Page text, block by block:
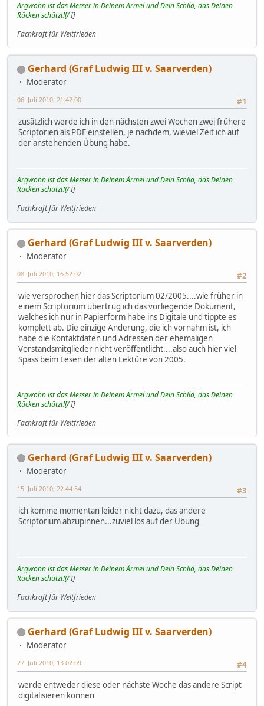
Argwohn ist das Messer in Deinem Ärmel und Dein Schild, das Deinen
Rücken schützt![/I]
Fachkraft für Weltfrieden
Gerhard (Graf Ludwig III v. Saarverden)
Moderator
#1
06. Juli 2010, 21:42:00
zusätzlich werde ich in den nächsten zwei Wochen zwei frühere
Scriptorien als PDF einstellen, je nachdem, wieviel Zeit ich auf
der anstehenden Übung habe.
Argwohn ist das Messer in Deinem Ärmel und Dein Schild, das Deinen
Rücken schützt![/I]
Fachkraft für Weltfrieden
Gerhard (Graf Ludwig III v. Saarverden)
Moderator
#2
08. Juli 2010, 16:52:02
wie versprochen hier das Scriptorium 02/2005....wie früher in
einem Scriptorium übertrug ich das vorliegende Dokument,
welches ich nur in Papierform habe ins Digitale und tippte es
komplett ab. Die einzige Änderung, die ich vornahm ist, ich
habe die Kontaktdaten und Adressen der ehemaligen
Vorstandsmitglieder nicht veröffentlicht....also auch hier viel
Spass beim Lesen der alten Lektüre von 2005.
Argwohn ist das Messer in Deinem Ärmel und Dein Schild, das Deinen
Rücken schützt![/I]
Fachkraft für Weltfrieden
Gerhard (Graf Ludwig III v. Saarverden)
Moderator
#3
15. Juli 2010, 22:44:54
ich komme momentan leider nicht dazu, das andere
Scriptorium abzupinnen...zuviel los auf der Übung
Argwohn ist das Messer in Deinem Ärmel und Dein Schild, das Deinen
Rücken schützt![/I]
Fachkraft für Weltfrieden
Gerhard (Graf Ludwig III v. Saarverden)
Moderator
#4
27. Juli 2010, 13:02:09
werde entweder diese oder nächste Woche das andere Script
digitalisieren können